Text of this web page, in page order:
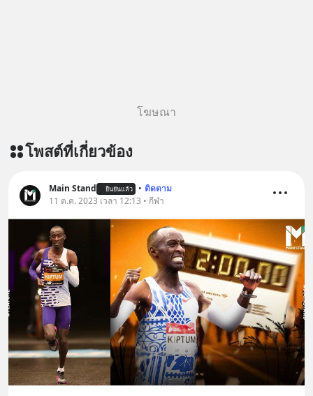
โฆษณา
โพสต์ที่เกี่ยวข้อง
Main Stand ยืนยันแล้ว • ติดตาม
11 ต.ค. 2023 เวลา 12:13 • กีฬา